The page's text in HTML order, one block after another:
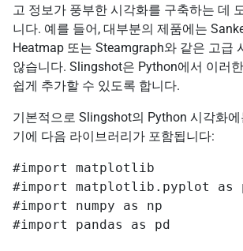
고 정보가 풍부한 시각화를 구축하는 데
니다. 예를 들어, 대부분의 제품에는
Heatmap 또는 Steamgraph와 같은 고급
않습니다. Slingshot은 Python에서 이러
쉽게 추가할 수 있도록 합니다.
기본적으로 Slingshot의 Python 시각화
기에 다음 라이브러리가 포함됩니다:
#import matplotlib
#import matplotlib.pyplot as
#import numpy as np
#import pandas as pd